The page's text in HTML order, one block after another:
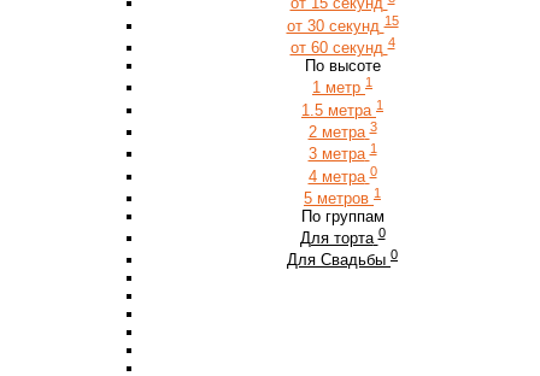
от 30 секунд 15
от 60 секунд 4
По высоте
1 метр 1
1.5 метра 1
2 метра 3
3 метра 1
4 метра 0
5 метров 1
По группам
Для торта 0
Для Свадьбы 0